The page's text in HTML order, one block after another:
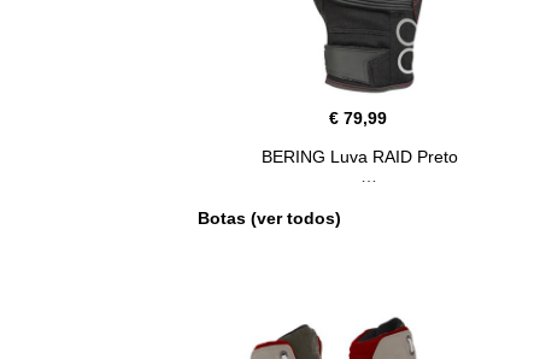
€ 79,99
BERING Luva RAID Preto
Botas (ver todos)